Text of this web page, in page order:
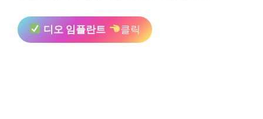
디오 임플란트 클릭